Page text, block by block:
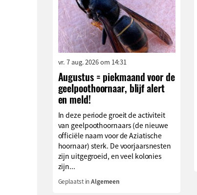
vr. 7 aug. 2026 om 14:31
Augustus = piekmaand voor de
geelpoothoornaar, blijf alert
en meld!
In deze periode groeit de activiteit
van geelpoothoornaars (de nieuwe
officiële naam voor de Aziatische
hoornaar) sterk. De voorjaarsnesten
zijn uitgegroeid, en veel kolonies
zijn...
Geplaatst inAlgemeen